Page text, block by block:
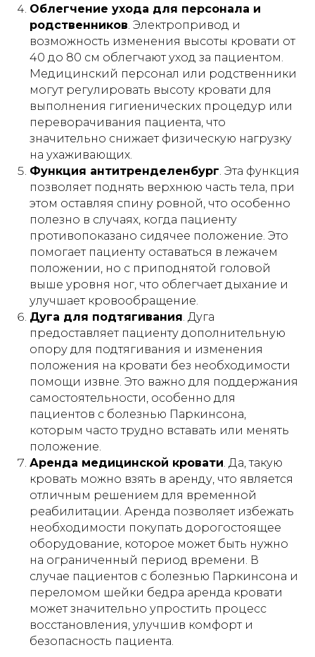
Облегчение ухода для персонала и
родственников. Электропривод и
возможность изменения высоты кровати от
40 до 80 см облегчают уход за пациентом.
Медицинский персонал или родственники
могут регулировать высоту кровати для
выполнения гигиенических процедур или
переворачивания пациента, что
значительно снижает физическую нагрузку
на ухаживающих.
Функция антитренделенбург. Эта функция
позволяет поднять верхнюю часть тела, при
этом оставляя спину ровной, что особенно
полезно в случаях, когда пациенту
противопоказано сидячее положение. Это
помогает пациенту оставаться в лежачем
положении, но с приподнятой головой
выше уровня ног, что облегчает дыхание и
улучшает кровообращение.
Дуга для подтягивания. Дуга
предоставляет пациенту дополнительную
опору для подтягивания и изменения
положения на кровати без необходимости
помощи извне. Это важно для поддержания
самостоятельности, особенно для
пациентов с болезнью Паркинсона,
которым часто трудно вставать или менять
положение.
Аренда медицинской кровати. Да, такую
кровать можно взять в аренду, что является
отличным решением для временной
реабилитации. Аренда позволяет избежать
необходимости покупать дорогостоящее
оборудование, которое может быть нужно
на ограниченный период времени. В
случае пациентов с болезнью Паркинсона и
переломом шейки бедра аренда кровати
может значительно упростить процесс
восстановления, улучшив комфорт и
безопасность пациента.
предоставляются в прокат (аренду)
исключительно для использования в
жилых помещениях (квартирах, жилых
домах), находящихся в собственности
либо на ином законном основании во
владении физического лица -
Прокат (аренда) оборудования не
осуществляется :
– в интересах юридических лиц;
– для использования в медицинских
организациях, пансионатах,
организациях социального
обслуживания, хосписах, а также иных
учреждениях, в которых уход за
гражданами осуществляется
сотрудниками (персоналом) таких
учреждений, независимо от формы
собственности и ведомственной
принадлежности.
Индивидуальный предприниматель
Гришин Андрей Михайлович оставляет
за собой право отказать в заключении
договора проката (аренды)
оборудования без объяснения причин,
в том числе при наличии сомнений в
характере предполагаемого
использования оборудования и/или
возможности соблюдения условий его
эксплуатации.
ИМЕЮТСЯ ПРОТИВОПОКАЗАНИЯ!
Перед использованием необходимо
ознакомиться с инструкцией и
проконсультироваться с врачом.
Публичная оферта
Инструкции